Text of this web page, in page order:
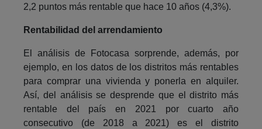
2,2 puntos más rentable que hace 10 años (4,3%).
Rentabilidad del arrendamiento
El análisis de Fotocasa sorprende, además, por
ejemplo, en los datos de los distritos más rentables
para comprar una vivienda y ponerla en alquiler.
Así, del análisis se desprende que el distrito más
rentable del país en 2021 por cuarto año
consecutivo (de 2018 a 2021) es el distrito